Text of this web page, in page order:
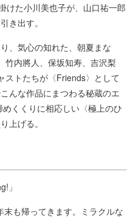
けた小川美也子が、山口祐一郎
き出す。
、気心の知れた、朝夏まな
竹内將人、保坂知寿、吉沢梨
ストたちが〈Friends〉として
んな作品にまつわる秘蔵のエ
くくりに相応しい〈極上のひ
上げる。
」
末も帰ってきます。ミラクルな